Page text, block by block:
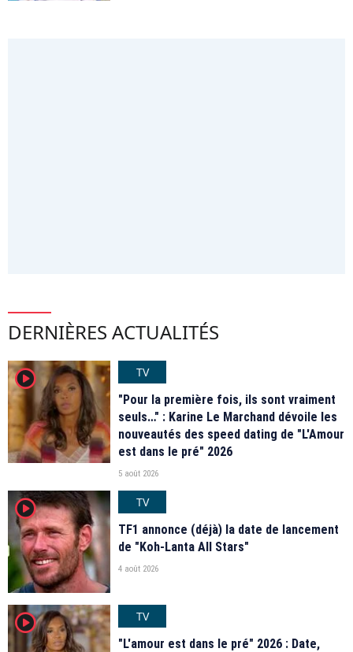
DERNIÈRES ACTUALITÉS
player2
TV
"Pour la première fois, ils sont vraiment
seuls…" : Karine Le Marchand dévoile les
nouveautés des speed dating de "L'Amour
est dans le pré" 2026
5 août 2026
player2
TV
TF1 annonce (déjà) la date de lancement
de "Koh-Lanta All Stars"
4 août 2026
player2
TV
"L'amour est dans le pré" 2026 : Date,